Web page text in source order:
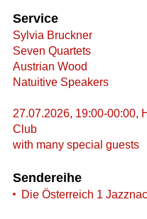
Service
Sylvia Bruckner
Seven Quartets
Austrian Wood
Natuitive Speakers
27.07.2026, 19:00-00:00,
Club
with many special guests
Sendereihe
Die Österreich 1